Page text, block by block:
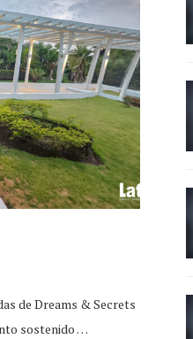
de Dreams & Secrets
sostenido …